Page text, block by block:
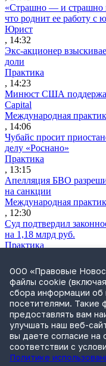
«Страшно — и страшно
что роднит ее работу с
Юрист
, 14:32
Экс-акционер
доли
Практика
, 14:23
Минюст США
Capital
Международная
, 14:06
Чубайс просит
делу «Роснано»
Практика
, 13:15
Апелляция БВО
на санкции
Международная
, 12:30
Суд подтвердил
на 1,18 млрд руб.
Практика
ВС разрешил сдавать
назначения участка
Практика
, 11:06
Утренний обзор за 3
без маркировки и
Обзор СМИ
, 09:06
ООО «Правовые
файлы cookie
сбора информации об
посетителями. Такие
предоставлять вам
улучшать наш веб-
вы даете согласие
соответствии с
Политике